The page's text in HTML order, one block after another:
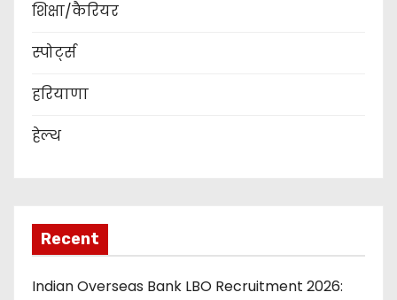
शिक्षा/कैरियर
स्पोर्ट्स
हरियाणा
हेल्थ
Recent
Indian Overseas Bank LBO Recruitment 2026: